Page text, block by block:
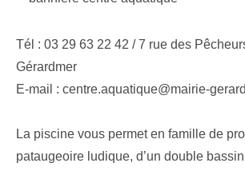
Tél : 03 29 63 22 42 / 7 rue des
Gérardmer
E-mail : centre.aquatique@mairie-
La piscine vous permet en famille de
pataugeoire ludique, d’un double